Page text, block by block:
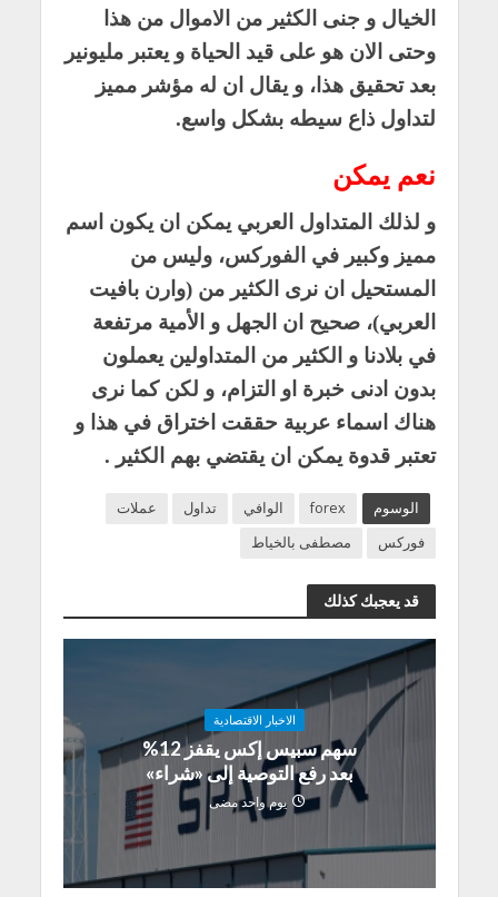
الخيال و جنى الكثير من الاموال من هذا
وحتى الان هو على قيد الحياة و يعتبر مليونير
بعد تحقيق هذا، و يقال ان له مؤشر مميز
لتداول ذاع سيطه بشكل واسع.
نعم يمكن
و لذلك المتداول العربي يمكن ان يكون اسم
مميز وكبير في الفوركس، وليس من
المستحيل ان نرى الكثير من (وارن بافيت
العربي)، صحيح ان الجهل و الأمية مرتفعة
في بلادنا و الكثير من المتداولين يعملون
بدون ادنى خبرة او التزام، و لكن كما نرى
هناك اسماء عربية حققت اختراق في هذا و
تعتبر قدوة يمكن ان يقتضي بهم الكثير .
الوسوم forex الوافي تداول
عملات
فوركس
مصطفى بالخياط
قد يعجبك كذلك
الاخبار الاقتصادية
سهم سبيس إكس يقفز 12%
بعد رفع التوصية إلى «شراء»
يوم واحد مضى